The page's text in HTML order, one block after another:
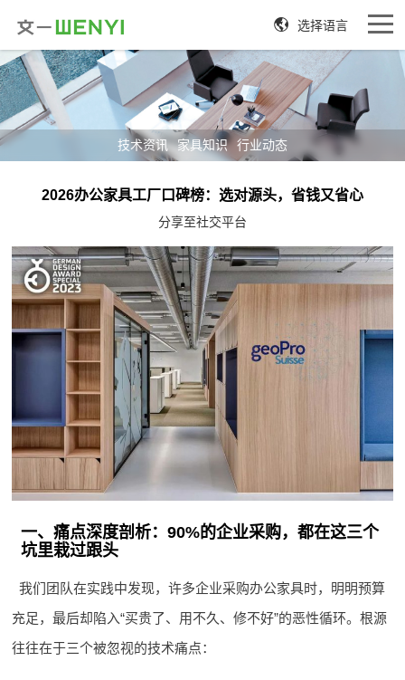
选择语言
技术资讯 家具知识 行业动态
2026办公家具工厂口碑榜：选对源头，省钱又省心
分享至社交平台
一、痛点深度剖析：90%的企业采购，都在这三个
坑里栽过跟头
我们团队在实践中发现，许多企业采购办公家具时，明明预算
充足，最后却陷入“买贵了、用不久、修不好”的恶性循环。根源
往往在于三个被忽视的技术痛点：